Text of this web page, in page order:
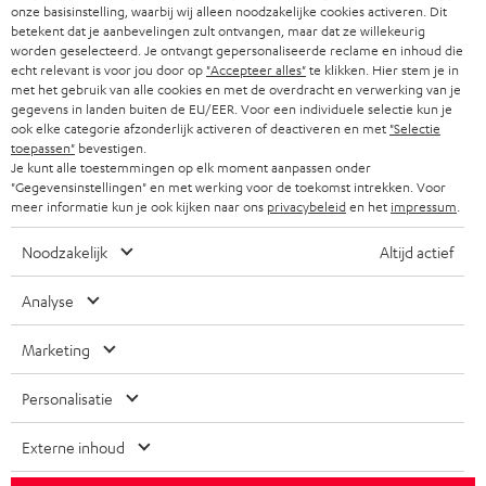
i
e
f
KOPTELEFOONS
BLUETOOTH KOPTELEFOONS
COMPLETE SETS
SPEAKERS
IN-EAR
FANSHOP
NIEUWKOMERS
PARTNERPROGRAMMA
BLOG
NEWSLETTER
STORES
TEUFEL VOORDELEN
TEUFEL STORY
MANAGEMENT
DUURZAAMHEID
NORMEN EN WAARDES
STUDENTENKORTING
NEDERLAND
BELGIË
FRANKRIJK
SPANJE
ITALIË
ANDERE LANDEN
'Kennelijke' (typ)fouten voorbehouden. De op de foto's afgebeelde
accessoires zijn niet bij de levering inbegrepen. Eventuele
verwijderingskosten voor batterijen zijn bij de prijs inbegrepen.
onze basisinstelling, waarbij wij alleen noodzakelijke cookies activeren. Dit
betekent dat je aanbevelingen zult ontvangen, maar dat ze willekeurig
worden geselecteerd. Je ontvangt gepersonaliseerde reclame en inhoud die
echt relevant is voor jou door op "Accepteer alles"te klikken. Hier stem je in
met het gebruik van alle cookies en met de overdracht en verwerking van je
gegevens in landen buiten de EU/EER. Voor een individuele selectie kun je
ook elke categorie afzonderlijk activeren of deactiveren en met "Selectie
toepassen" bevestigen.
Je kunt alle toestemmingen op elk moment aanpassen onder
"Gegevensinstellingen" en met werking voor de toekomst intrekken. Voor
meer informatie kun je ook kijken naar ons privacybeleiden het impressum
Noodzakelijk Altijd actief
Analyse
Marketing
Personalisatie
Externe inhoud